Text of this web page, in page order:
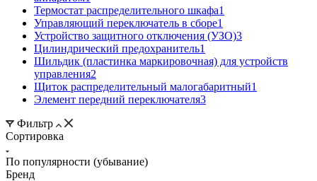
Термостат распределительного шкафа1
Управляющий переключатель в сборе1
Устройство защитного отключения (УЗО)3
Цилиндрический предохранитель1
Шильдик (пластинка маркировочная) для устройств
управления2
Щиток распределительный малогабаритный1
Элемент передний переключателя3
Фильтр
Сортировка
По популярности (убывание)
Бренд